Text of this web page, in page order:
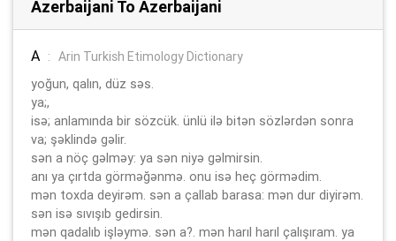
Azerbaijani To Azerbaijani
A : Arin Turkish Etimology Dictionary
yoğun, qalın, düz səs.
ya;,
isə; anlamında bir sözcük. ünlü ilə bitən sözlərdən sonra
va; şəklində gəlir.
sən a nöç gəlməy: ya sən niyə gəlmirsin.
anı ya çırtda görməğənmə. onu isə heç görmədim.
mən toxda deyirəm. sən a çallab barasa: mən dur diyirəm.
sən isə sıvışıb gedirsin.
mən qadalıb işləymə. sən a?. mən harıl harıl çalışıram. ya